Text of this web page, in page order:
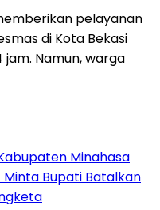
pelayanan
di Kota Bekasi
Namun, warga
Minahasa
Bupati Batalkan